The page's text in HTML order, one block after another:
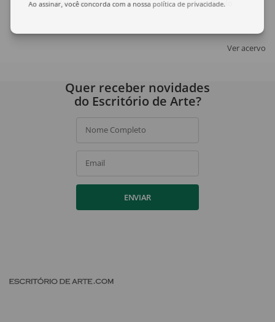
Natureza
Sem Título
Ver acervo
Ao assinar, você concorda com a nossapolítica de privacidade
Quer receber novidades
do Escritório de Arte?
Nome Completo
Email
ENVIAR